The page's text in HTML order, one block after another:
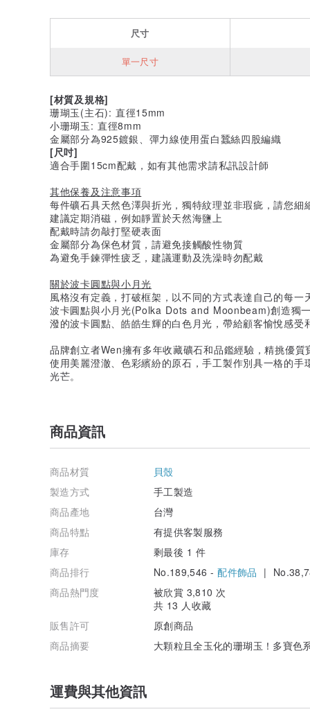
尺寸
單一尺寸
[材質及規格]
珊瑚玉(主石): 直徑15mm
小珊瑚玉: 直徑8mm
金屬部分為925鍍銀、彈力線使用蛋白蠶絲四股編織
[尺吋]
適合手圍15cm配戴，如有其他需求請私訊設計師
其他保養及注意事項
每件礦石具天然色澤與折光，獨特紋理並非瑕疵，請您細
建議定期消磁，例如靜置於天然海鹽上
配戴時請勿敲打堅硬表面
金屬部分為保色材質，請避免接觸酸性物質
為避免手鍊彈性疲乏，建議運動及洗澡時勿配戴
關於波卡圓點與小月光
風格沒有定義，打破框架，以不同的方式表達自己的每一
波卡圓點與小月光(Polka Dots and Moonbeam)創造獨
潑的波卡圓點、皓皓生輝的白色月光，帶給顧客愉悅感受
品牌創立者Wen擁有多年收藏礦石和品鑑經驗，精挑優
使用美麗澄澈、色彩繽紛的原石，手工製作別具一格的
光芒。
商品資訊
商品材質
貝殼
製造方式
手工製造
商品產地
台灣
商品特點
有提供客製服務
庫存
剩最後 1 件
商品排行
No.189,546 -配件飾品 |
商品熱門度
被欣賞 3,810 次
共 13 人收藏
販售許可
原創商品
商品摘要
大顆粒且全玉化的珊瑚玉！多寶色
運費與其他資訊